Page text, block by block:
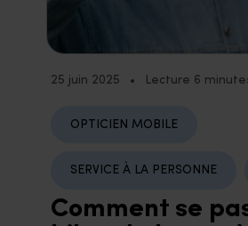
25 juin 2025 • Lecture 6
OPTICIEN MOBILE
SERVICE À LA PERSONNE
Comment se